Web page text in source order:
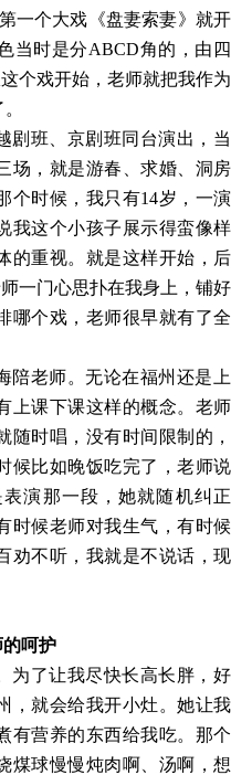
一个大戏《盘妻索妻》就开
当时是分ABCD角的，由四
个戏开始，老师就把我作为
剧班、京剧班同台演出，当
场，就是游春、求婚、洞房
个时候，我只有14岁，一演
我这个小孩子展示得蛮像样
的重视。就是这样开始，后
一门心思扑在我身上，铺好
哪个戏，老师很早就有了全
陪老师。无论在福州还是上
上课下课这样的概念。老师
随时唱，没有时间限制的，
候比如晚饭吃完了，老师说
演那一段，她就随机纠正
时候老师对我生气，有时候
劝不听，我就是不说话，现
呵护
为了让我尽快长高长胖，好
，就会给我开小灶。她让我
有营养的东西给我吃。那个
煤球慢慢炖肉啊、汤啊，想